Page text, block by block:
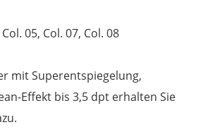
05, Col. 07, Col. 08
mit Superentspiegelung,
Effekt bis 3,5 dpt erhalten Sie